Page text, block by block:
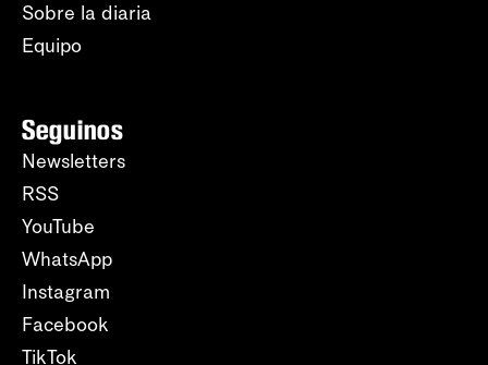
Sobre la diaria
Equipo
Seguinos
Newsletters
RSS
YouTube
WhatsApp
Instagram
Facebook
TikTok